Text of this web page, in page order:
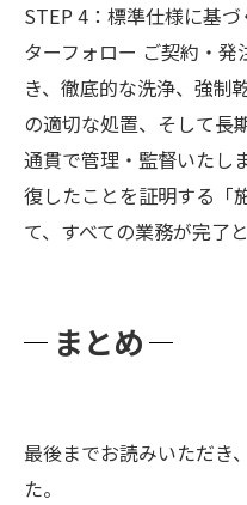
STEP 4：標準仕様に基
ターフォロー ご契約・
き、徹底的な洗浄、強制
の適切な処置、そして長
通貫で管理・監督いたし
復したことを証明する「
て、すべての業務が完了
まとめ
最後までお読みいただき
た。